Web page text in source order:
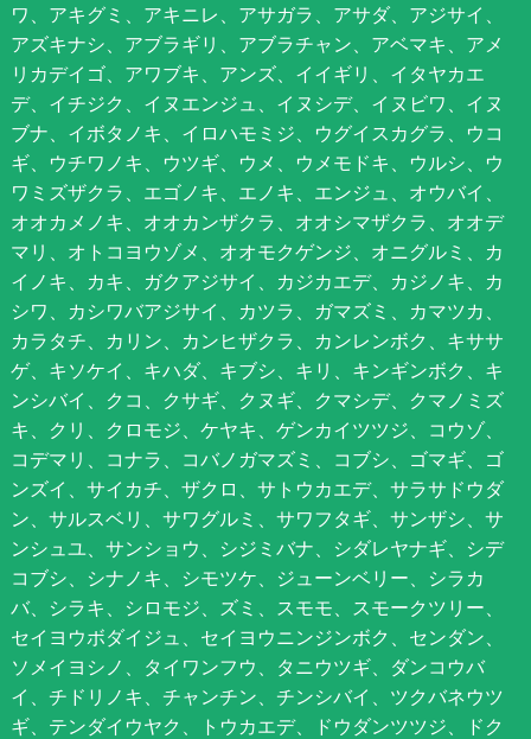
ワ、アキグミ、アキニレ、アサガラ、アサダ、アジサイ、
アズキナシ、アブラギリ、アブラチャン、アベマキ、アメ
リカデイゴ、アワブキ、アンズ、イイギリ、イタヤカエ
デ、イチジク、イヌエンジュ、イヌシデ、イヌビワ、イヌ
ブナ、イボタノキ、イロハモミジ、ウグイスカグラ、ウコ
ギ、ウチワノキ、ウツギ、ウメ、ウメモドキ、ウルシ、ウ
ワミズザクラ、エゴノキ、エノキ、エンジュ、オウバイ、
オオカメノキ、オオカンザクラ、オオシマザクラ、オオデ
マリ、オトコヨウゾメ、オオモクゲンジ、オニグルミ、カ
イノキ、カキ、ガクアジサイ、カジカエデ、カジノキ、カ
シワ、カシワバアジサイ、カツラ、ガマズミ、カマツカ、
カラタチ、カリン、カンヒザクラ、カンレンボク、キササ
ゲ、キソケイ、キハダ、キブシ、キリ、キンギンボク、キ
ンシバイ、クコ、クサギ、クヌギ、クマシデ、クマノミズ
キ、クリ、クロモジ、ケヤキ、ゲンカイツツジ、コウゾ、
コデマリ、コナラ、コバノガマズミ、コブシ、ゴマギ、ゴ
ンズイ、サイカチ、ザクロ、サトウカエデ、サラサドウダ
ン、サルスベリ、サワグルミ、サワフタギ、サンザシ、サ
ンシュユ、サンショウ、シジミバナ、シダレヤナギ、シデ
コブシ、シナノキ、シモツケ、ジューンベリー、シラカ
バ、シラキ、シロモジ、ズミ、スモモ、スモークツリー、
セイヨウボダイジュ、セイヨウニンジンボク、センダン、
ソメイヨシノ、タイワンフウ、タニウツギ、ダンコウバ
イ、チドリノキ、チャンチン、チンシバイ、ツクバネウツ
ギ、テンダイウヤク、トウカエデ、ドウダンツツジ、ドク